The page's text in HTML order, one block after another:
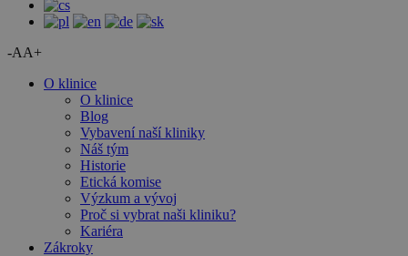
-AA+
O klinice
O klinice
Blog
Vybavení naší kliniky
Náš tým
Historie
Etická komise
Výzkum a vývoj
Proč si vybrat naši kliniku?
Kariéra
Zákroky